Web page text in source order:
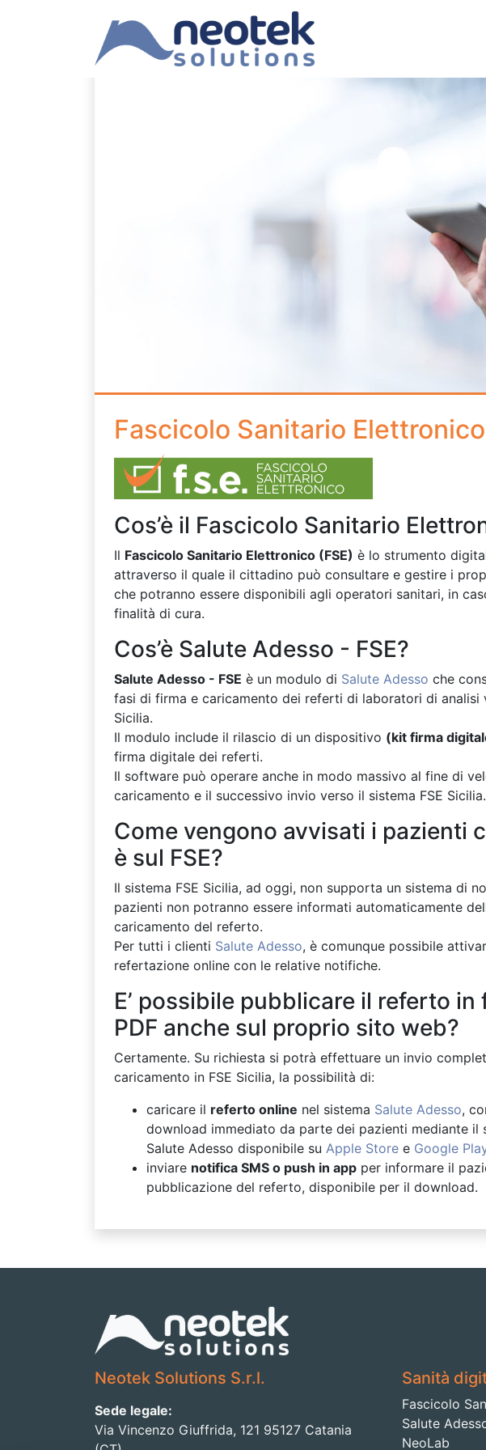
Fascicolo Sanitario Elettronico
Cos’è il Fascicolo Sanitario
Il Fascicolo Sanitario Elettronico (FSE) è lo strumento
attraverso il quale il cittadino può consultare e gestire i
che potranno essere disponibili agli operatori sanitari, in
finalità di cura.
Cos’è Salute Adesso - FSE?
Salute Adesso - FSE è un modulo di Salute Adesso che
fasi di firma e caricamento dei referti di laboratori di analisi
Sicilia.
Il modulo include il rilascio di un dispositivo (kit firma
firma digitale dei referti.
Il software può operare anche in modo massivo al fine di
caricamento e il successivo invio verso il sistema FSE Sicilia.
Come vengono avvisati i pazienti
è sul FSE?
Il sistema FSE Sicilia, ad oggi, non supporta un sistema di
pazienti non potranno essere informati automaticamente
caricamento del referto.
Per tutti i clienti Salute Adesso, è comunque possibile
refertazione online con le relative notifiche.
E’ possibile pubblicare il referto in
PDF anche sul proprio sito web?
Certamente. Su richiesta si potrà effettuare un invio
caricamento in FSE Sicilia, la possibilità di:
caricare il referto online nel sistema Salute Adesso,
download immediato da parte dei pazienti mediante il
Salute Adesso disponibile su Apple Store e Google
inviare notifica SMS o push in app per informare il
pubblicazione del referto, disponibile per il download.
Neotek Solutions S.r.l.
Sede legale:
Via Vincenzo Giuffrida, 121 95127 Catania
Sanità
Fascicolo
Salute
NeoLab